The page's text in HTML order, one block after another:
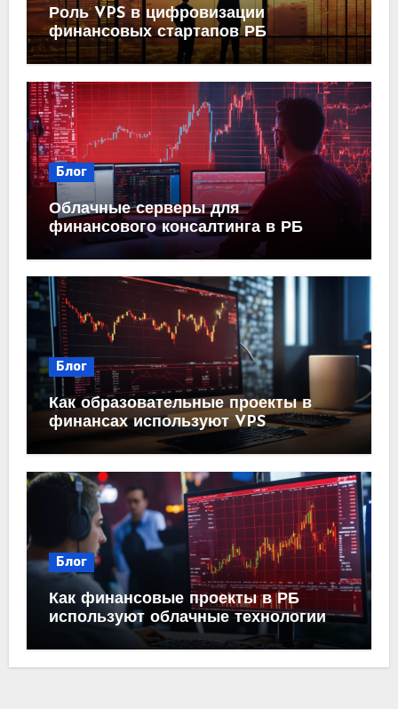
Роль VPS в цифровизации
финансовых стартапов РБ
Блог
Облачные серверы для
финансового консалтинга в РБ
Блог
Как образовательные проекты в
финансах используют VPS
Блог
Как финансовые проекты в РБ
используют облачные технологии